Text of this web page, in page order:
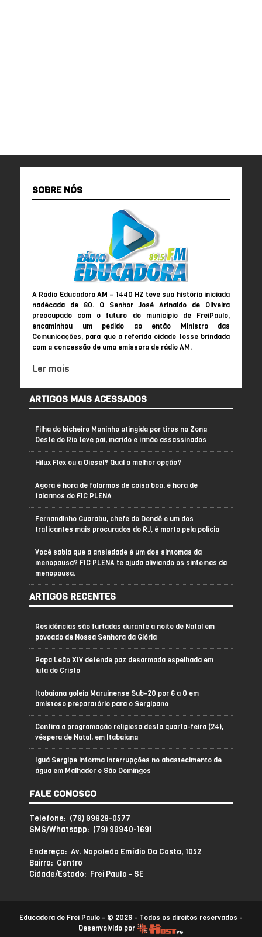
SOBRE NÓS
A Rádio Educadora AM – 1440 HZ teve sua história iniciada
nadécada de 80. O Senhor José Arinaldo de Oliveira
preocupado com o futuro do município de FreiPaulo,
encaminhou um pedido ao então Ministro das
Comunicações, para que a referida cidade fosse brindada
com a concessão de uma emissora de rádio AM.
Ler mais
ARTIGOS MAIS ACESSADOS
Filha do bicheiro Maninho atingida por tiros na Zona
Oeste do Rio teve pai, marido e irmão assassinados
Hilux Flex ou a Diesel? Qual a melhor opção?
Agora é hora de falarmos de coisa boa, é hora de
falarmos do FIC PLENA
Fernandinho Guarabu, chefe do Dendê e um dos
traficantes mais procurados do RJ, é morto pela polícia
Você sabia que a ansiedade é um dos sintomas da
menopausa? FIC PLENA te ajuda aliviando os sintomas da
menopausa.
ARTIGOS RECENTES
Residências são furtadas durante a noite de Natal em
povoado de Nossa Senhora da Glória
Papa Leão XIV defende paz desarmada espelhada em
luta de Cristo
Itabaiana goleia Maruinense Sub-20 por 6 a 0 em
amistoso preparatório para o Sergipano
Confira a programação religiosa desta quarta-feira (24),
véspera de Natal, em Itabaiana
Iguá Sergipe informa interrupções no abastecimento de
água em Malhador e São Domingos
FALE CONOSCO
Telefone: (79) 99828-0577
SMS/Whatsapp: (79) 99940-1691
Endereço: Av. Napoleão Emídio Da Costa, 1052
Bairro: Centro
Cidade/Estado: Frei Paulo - SE
Educadora de Frei Paulo - © 2026 - Todos os direitos reservados -
Desenvolvido por